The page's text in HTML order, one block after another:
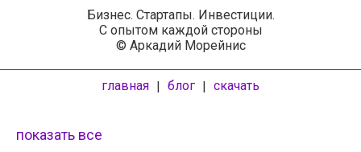
Бизнес. Стартапы. Инвестиции.
С опытом каждой стороны
© Аркадий Морейнис
главная | блог | скачать
показать все